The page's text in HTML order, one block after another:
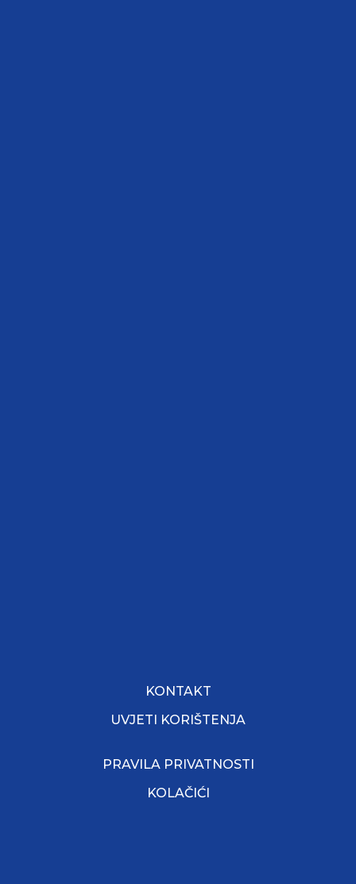
KONTAKT
UVJETI KORIŠTENJA
PRAVILA PRIVATNOSTI
KOLAČIĆI